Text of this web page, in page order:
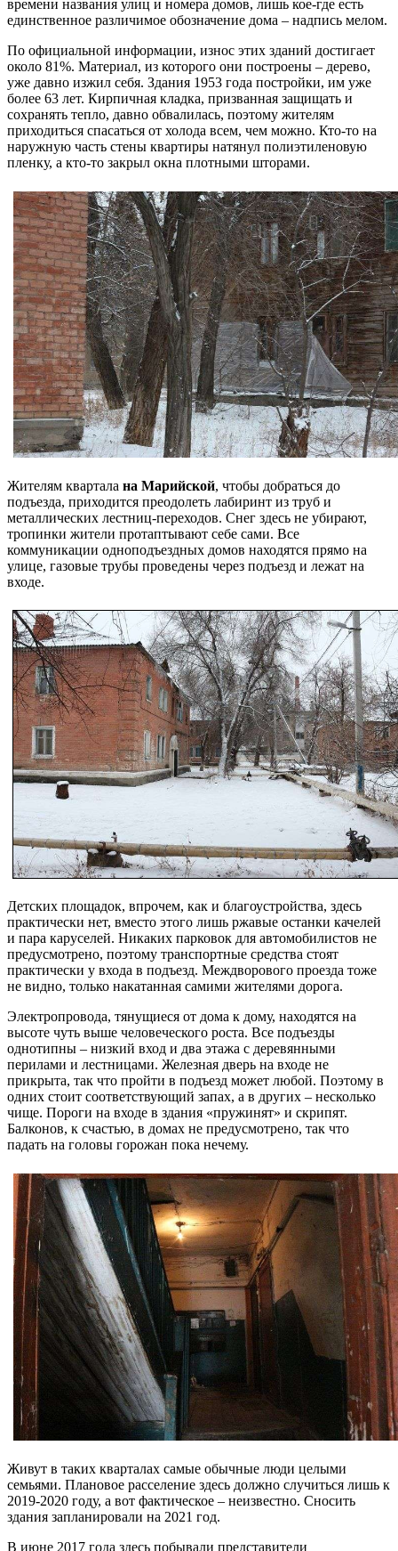
времени названия улиц и номера домов, лишь кое-где есть
единственное различимое обозначение дома – надпись мелом.
По официальной информации, износ этих зданий достигает
около 81%. Материал, из которого они построены – дерево,
уже давно изжил себя. Здания 1953 года постройки, им уже
более 63 лет. Кирпичная кладка, призванная защищать и
сохранять тепло, давно обвалилась, поэтому жителям
приходиться спасаться от холода всем, чем можно. Кто-то на
наружную часть стены квартиры натянул полиэтиленовую
пленку, а кто-то закрыл окна плотными шторами.
Жителям квартала на Марийской, чтобы добраться до
подъезда, приходится преодолеть лабиринт из труб и
металлических лестниц-переходов. Снег здесь не убирают,
тропинки жители протаптывают себе сами. Все
коммуникации одноподъездных домов находятся прямо на
улице, газовые трубы проведены через подъезд и лежат на
входе.
Детских площадок, впрочем, как и благоустройства, здесь
практически нет, вместо этого лишь ржавые останки качелей
и пара каруселей. Никаких парковок для автомобилистов не
предусмотрено, поэтому транспортные средства стоят
практически у входа в подъезд. Междворового проезда тоже
не видно, только накатанная самими жителями дорога.
Электропровода, тянущиеся от дома к дому, находятся на
высоте чуть выше человеческого роста. Все подъезды
однотипны – низкий вход и два этажа с деревянными
перилами и лестницами. Железная дверь на входе не
прикрыта, так что пройти в подъезд может любой. Поэтому в
одних стоит соответствующий запах, а в других – несколько
чище. Пороги на входе в здания «пружинят» и скрипят.
Балконов, к счастью, в домах не предусмотрено, так что
падать на головы горожан пока нечему.
Живут в таких кварталах самые обычные люди целыми
семьями. Плановое расселение здесь должно случиться лишь к
2019-2020 году, а вот фактическое – неизвестно. Сносить
здания запланировали на 2021 год.
В июне 2017 года здесь побывали представители